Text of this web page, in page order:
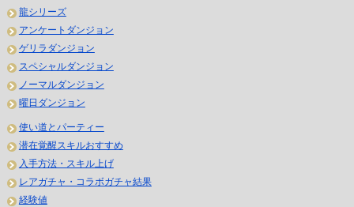
龍シリーズ
アンケートダンジョン
ゲリラダンジョン
スペシャルダンジョン
ノーマルダンジョン
曜日ダンジョン
使い道とパーティー
潜在覚醒スキルおすすめ
入手方法・スキル上げ
レアガチャ・コラボガチャ結果
経験値